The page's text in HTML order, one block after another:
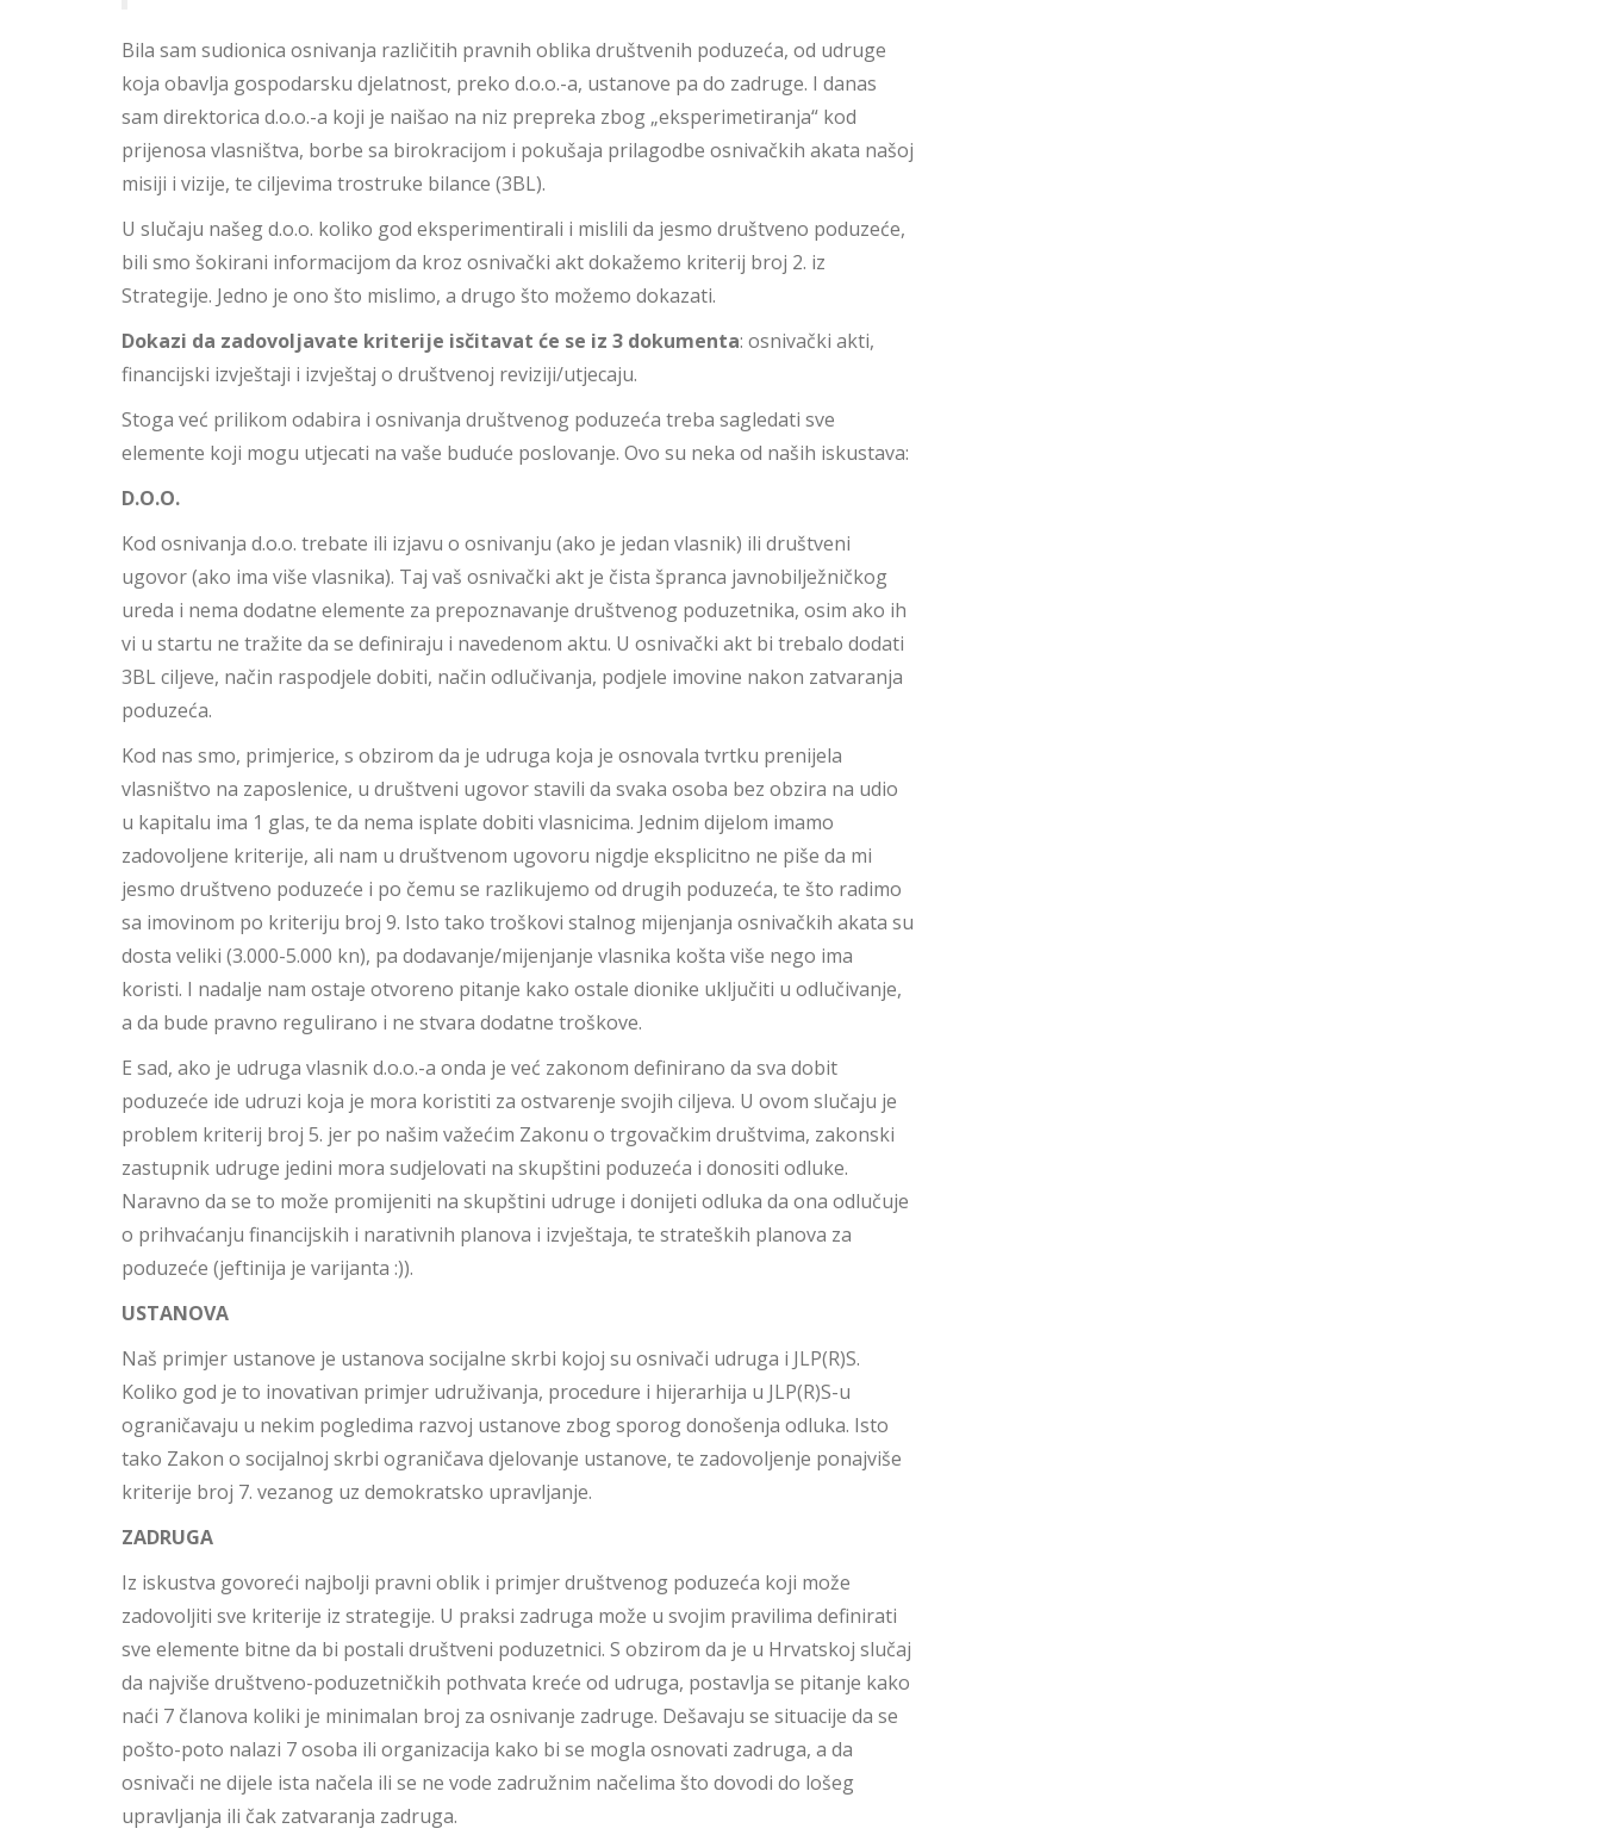
Bila sam sudionica osnivanja različitih pravnih oblika društvenih poduzeća, od udruge
koja obavlja gospodarsku djelatnost, preko d.o.o.-a, ustanove pa do zadruge. I danas
sam direktorica d.o.o.-a koji je naišao na niz prepreka zbog „eksperimetiranja“ kod
prijenosa vlasništva, borbe sa birokracijom i pokušaja prilagodbe osnivačkih akata našoj
misiji i vizije, te ciljevima trostruke bilance (3BL).
U slučaju našeg d.o.o. koliko god eksperimentirali i mislili da jesmo društveno poduzeće,
bili smo šokirani informacijom da kroz osnivački akt dokažemo kriterij broj 2. iz
Strategije. Jedno je ono što mislimo, a drugo što možemo dokazati.
Dokazi da zadovoljavate kriterije isčitavat će se iz 3 dokumenta: osnivački akti,
financijski izvještaji i izvještaj o društvenoj reviziji/utjecaju.
Stoga već prilikom odabira i osnivanja društvenog poduzeća treba sagledati sve
elemente koji mogu utjecati na vaše buduće poslovanje. Ovo su neka od naših iskustava:
D.O.O.
Kod osnivanja d.o.o. trebate ili izjavu o osnivanju (ako je jedan vlasnik) ili društveni
ugovor (ako ima više vlasnika). Taj vaš osnivački akt je čista špranca javnobilježničkog
ureda i nema dodatne elemente za prepoznavanje društvenog poduzetnika, osim ako ih
vi u startu ne tražite da se definiraju i navedenom aktu. U osnivački akt bi trebalo dodati
3BL ciljeve, način raspodjele dobiti, način odlučivanja, podjele imovine nakon zatvaranja
poduzeća.
Kod nas smo, primjerice, s obzirom da je udruga koja je osnovala tvrtku prenijela
vlasništvo na zaposlenice, u društveni ugovor stavili da svaka osoba bez obzira na udio
u kapitalu ima 1 glas, te da nema isplate dobiti vlasnicima. Jednim dijelom imamo
zadovoljene kriterije, ali nam u društvenom ugovoru nigdje eksplicitno ne piše da mi
jesmo društveno poduzeće i po čemu se razlikujemo od drugih poduzeća, te što radimo
sa imovinom po kriteriju broj 9. Isto tako troškovi stalnog mijenjanja osnivačkih akata su
dosta veliki (3.000-5.000 kn), pa dodavanje/mijenjanje vlasnika košta više nego ima
koristi. I nadalje nam ostaje otvoreno pitanje kako ostale dionike uključiti u odlučivanje,
a da bude pravno regulirano i ne stvara dodatne troškove.
E sad, ako je udruga vlasnik d.o.o.-a onda je već zakonom definirano da sva dobit
poduzeće ide udruzi koja je mora koristiti za ostvarenje svojih ciljeva. U ovom slučaju je
problem kriterij broj 5. jer po našim važećim Zakonu o trgovačkim društvima, zakonski
zastupnik udruge jedini mora sudjelovati na skupštini poduzeća i donositi odluke.
Naravno da se to može promijeniti na skupštini udruge i donijeti odluka da ona odlučuje
o prihvaćanju financijskih i narativnih planova i izvještaja, te strateških planova za
poduzeće (jeftinija je varijanta :)).
USTANOVA
Naš primjer ustanove je ustanova socijalne skrbi kojoj su osnivači udruga i JLP(R)S.
Koliko god je to inovativan primjer udruživanja, procedure i hijerarhija u JLP(R)S-u
ograničavaju u nekim pogledima razvoj ustanove zbog sporog donošenja odluka. Isto
tako Zakon o socijalnoj skrbi ograničava djelovanje ustanove, te zadovoljenje ponajviše
kriterije broj 7. vezanog uz demokratsko upravljanje.
ZADRUGA
Iz iskustva govoreći najbolji pravni oblik i primjer društvenog poduzeća koji može
zadovoljiti sve kriterije iz strategije. U praksi zadruga može u svojim pravilima definirati
sve elemente bitne da bi postali društveni poduzetnici. S obzirom da je u Hrvatskoj slučaj
da najviše društveno-poduzetničkih pothvata kreće od udruga, postavlja se pitanje kako
naći 7 članova koliki je minimalan broj za osnivanje zadruge. Dešavaju se situacije da se
pošto-poto nalazi 7 osoba ili organizacija kako bi se mogla osnovati zadruga, a da
osnivači ne dijele ista načela ili se ne vode zadružnim načelima što dovodi do lošeg
upravljanja ili čak zatvaranja zadruga.